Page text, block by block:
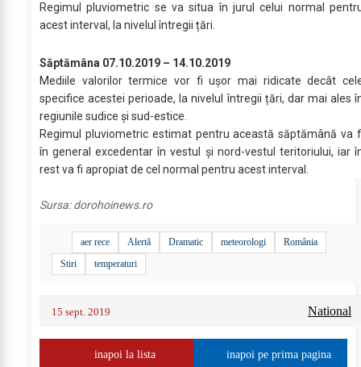
Regimul pluviometric se va situa în jurul celui normal
acest interval, la nivelul întregii țări.
Săptămâna 07.10.2019 – 14.10.2019
Mediile valorilor termice vor fi ușor mai ridicate decât
specifice acestei perioade, la nivelul întregii țări, dar mai ales
regiunile sudice și sud-estice.
Regimul pluviometric estimat pentru această săptămână va
în general excedentar în vestul și nord-vestul teritoriului, iar
rest va fi apropiat de cel normal pentru acest interval.
Sursa:dorohoinews.ro
aer rece Alertă Dramatic meteorologi
România
Stiri
temperaturi
15 sept. 2019 National
inapoi la lista inapoi pe prima pagina